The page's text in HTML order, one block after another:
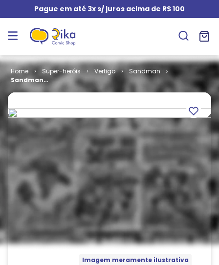
Pague em até 3x s/ juros acima de R$ 100
Super-heróis Vertigo
Sandman
Sandman
Apresenta -
Love Street # 1
Imagem meramente ilustrativa